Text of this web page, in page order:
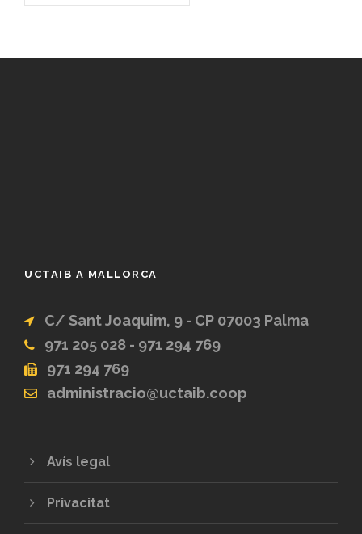
UCTAIB A MALLORCA
C/ Sant Joaquim, 9 - CP 07003 Palma
971 205 028 - 971 294 769
971 294 769
administracio@uctaib.coop
Avís legal
Privacitat